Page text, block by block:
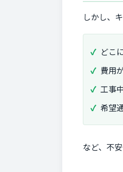
しかし、
どこ
費用
工事
希望
など、不